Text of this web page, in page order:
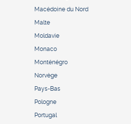
Macédoine du Nord
Malte
Moldavie
Monaco
Monténégro
Norvège
Pays-Bas
Pologne
Portugal